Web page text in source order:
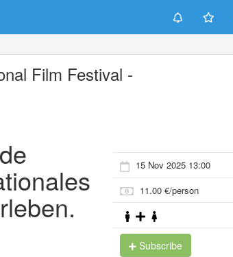
Film Festival -
15 Nov 2025 13:00
11.00 €/person
Subscribe